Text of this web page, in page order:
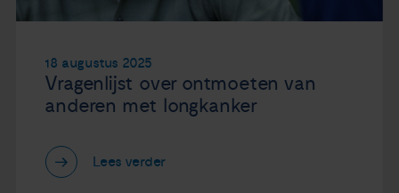
18 augustus 2025
Vragenlijst over ontmoeten van
anderen met longkanker
Lees verder